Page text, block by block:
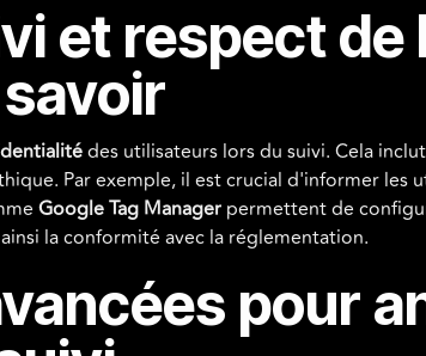
et respect
des utilisateurs lors du suivi. Cela
Par exemple, il est crucial d'informer les
Google Tag Manager permettent de
la conformité avec la réglementation.
pour